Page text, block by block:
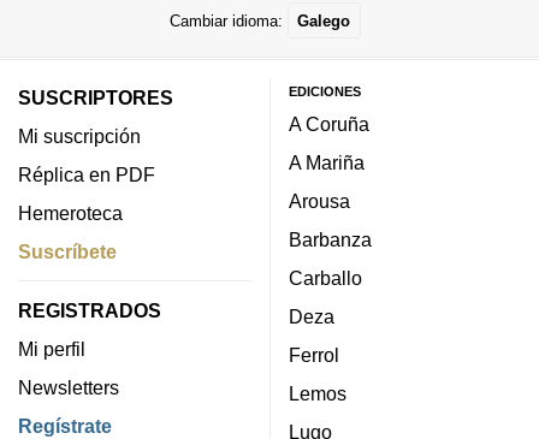
Cambiar idioma: Galego
SUSCRIPTORES
Mi suscripción
Réplica en PDF
Hemeroteca
Suscríbete
REGISTRADOS
Mi perfil
Newsletters
Regístrate
EDICIONES
A Coruña
A Mariña
Arousa
Barbanza
Carballo
Deza
Ferrol
Lemos
Lugo